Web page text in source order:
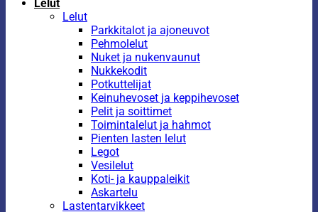
Lelut
Lelut
Parkkitalot ja ajoneuvot
Pehmolelut
Nuket ja nukenvaunut
Nukkekodit
Potkuttelijat
Keinuhevoset ja keppihevoset
Pelit ja soittimet
Toimintalelut ja hahmot
Pienten lasten lelut
Legot
Vesilelut
Koti- ja kauppaleikit
Askartelu
Lastentarvikkeet